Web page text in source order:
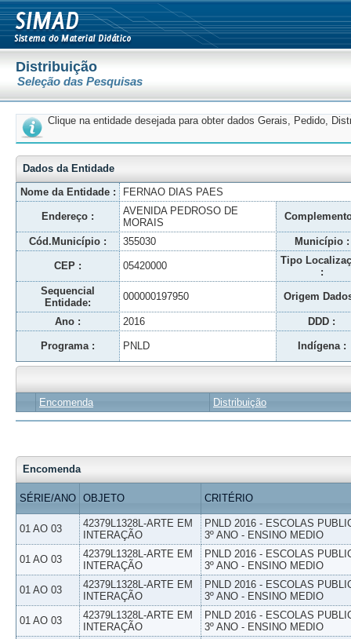
Distribuição
Seleção das Pesquisas
Clique na entidade desejada para obter dados Gerais, Pedido,
Dados da Entidade
Nome da Entidade :
FERNAO DIAS PAES
Endereço :
AVENIDA PEDROSO DE
MORAIS
Cód.Município : 355030 Município :
CEP : 05420000
Tipo
:
Sequencial
Entidade:
000000197950 Origem
Ano : 2016 DDD :
Programa : PNLD Indígena :
Encomenda Distribuição
Encomenda
SÉRIE/ANO OBJETO CRITÉRIO
01 AO 03
42379L1328L-ARTE EM
INTERAÇÃO
PNLD 2016 - ESCOLAS
3º ANO - ENSINO MEDIO
01 AO 03
42379L1328L-ARTE EM
INTERAÇÃO
PNLD 2016 - ESCOLAS
3º ANO - ENSINO MEDIO
01 AO 03
42379L1328L-ARTE EM
INTERAÇÃO
PNLD 2016 - ESCOLAS
3º ANO - ENSINO MEDIO
01 AO 03
42379L1328L-ARTE EM
INTERAÇÃO
PNLD 2016 - ESCOLAS
3º ANO - ENSINO MEDIO